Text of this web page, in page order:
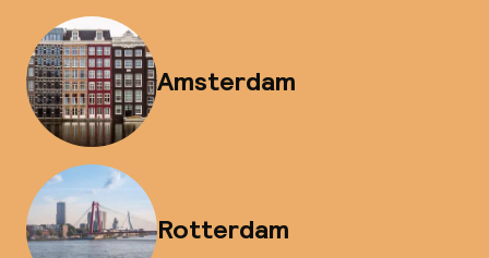
Amsterdam
Rotterdam